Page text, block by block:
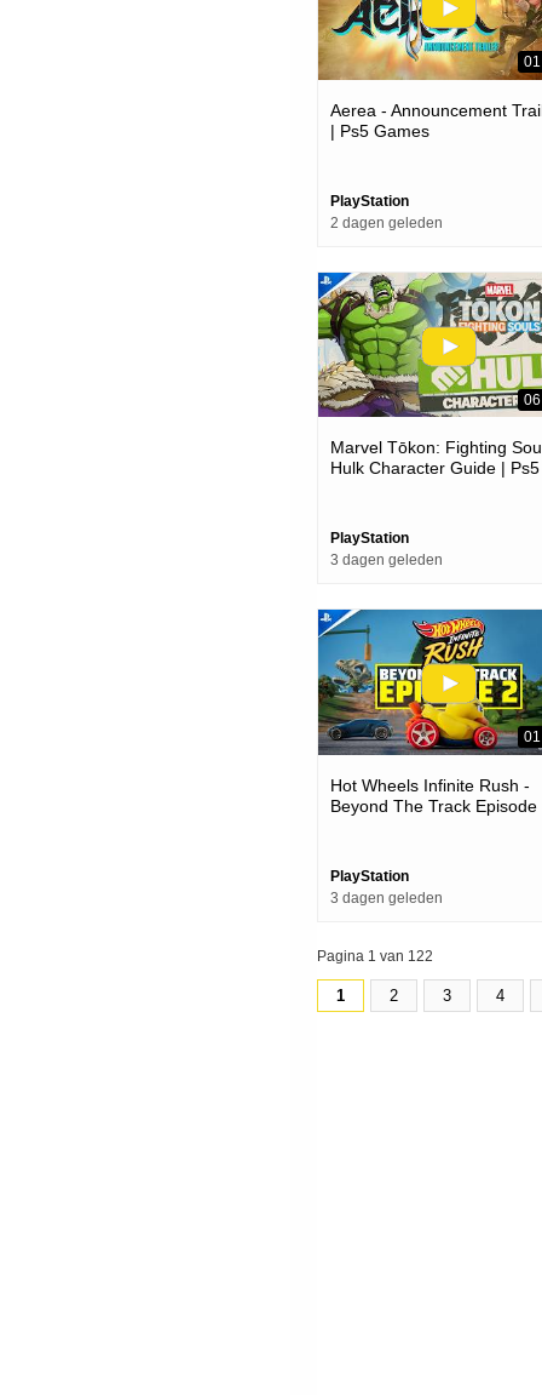
Aerea - Announcement
| Ps5 Games
PlayStation
2 dagen geleden
Marvel Tōkon: Fighting
Hulk Character Guide |
PlayStation
3 dagen geleden
Hot Wheels Infinite Rush -
Beyond The Track Episode
PlayStation
3 dagen geleden
Pagina 1 van 122
1 2 3 4